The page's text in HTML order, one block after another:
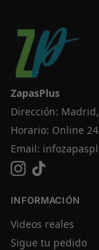
ZapasPlus
Dirección:
Horario: Online
Email:
INFORMACIÓN
Videos reales
Sigue tu pedido